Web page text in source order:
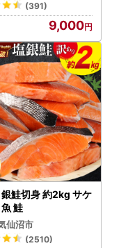
(391)
9,000
鮭切身 約2kg サケ
鮭
仙沼市
(2510)